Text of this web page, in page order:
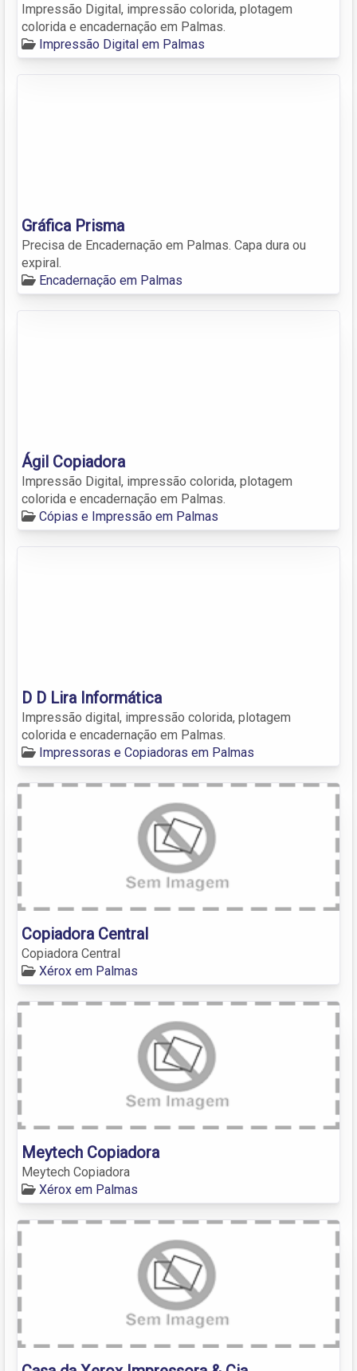
Impressão Digital, impressão colorida, plotagem
colorida e encadernação em Palmas.
Impressão Digital em Palmas
Gráfica Prisma
Precisa de Encadernação em Palmas. Capa dura ou
expiral.
Encadernação em Palmas
Ágil Copiadora
Impressão Digital, impressão colorida, plotagem
colorida e encadernação em Palmas.
Cópias e Impressão em Palmas
D D Lira Informática
Impressão digital, impressão colorida, plotagem
colorida e encadernação em Palmas.
Impressoras e Copiadoras em Palmas
Copiadora Central
Copiadora Central
Xérox em Palmas
Meytech Copiadora
Meytech Copiadora
Xérox em Palmas